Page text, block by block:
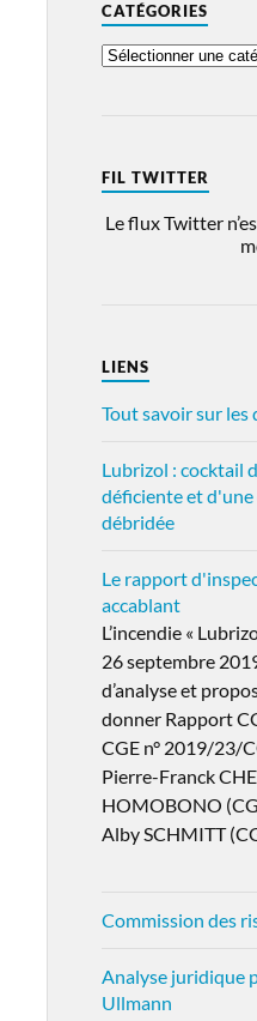
CATÉGORIES
FIL TWITTER
Le flux Twitter
LIENS
Tout savoir sur les
Lubrizol : cocktail
déficiente et
débridée
Le rapport
accablant
L’incendie «
26 septembre
d’analyse et
donner Rapport
CGE n° 2019/23/
Pierre-Franck
HOMOBONO
Alby SCHMITT
Commission des
Analyse juridique
Ullmann